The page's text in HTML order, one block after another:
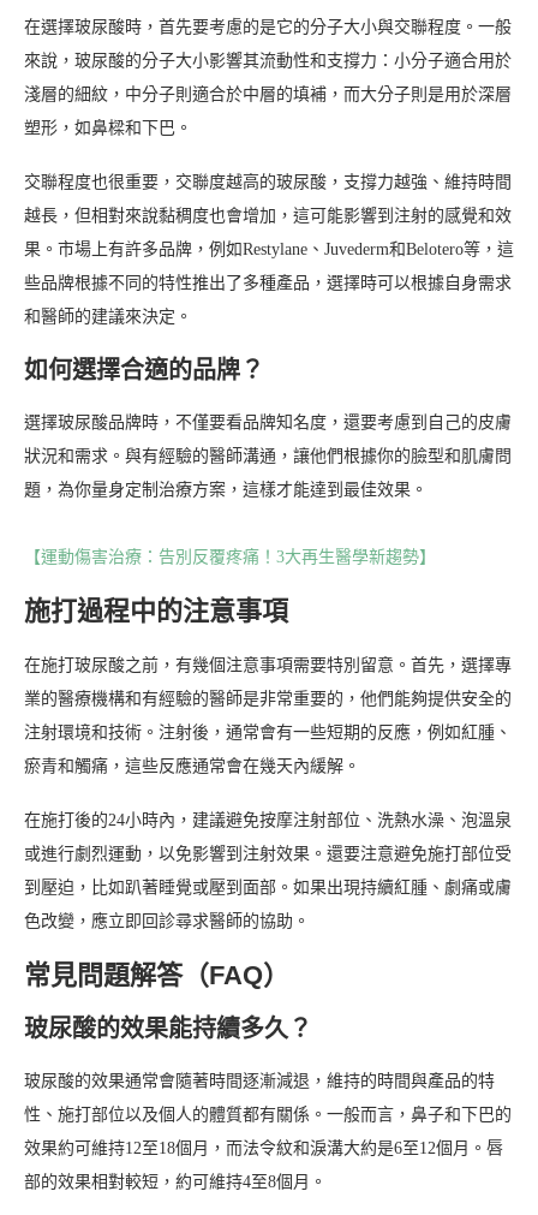
在選擇玻尿酸時，首先要考慮的是它的分子大小與交聯程度。一般
來說，玻尿酸的分子大小影響其流動性和支撐力：小分子適合用於
淺層的細紋，中分子則適合於中層的填補，而大分子則是用於深層
塑形，如鼻樑和下巴。
交聯程度也很重要，交聯度越高的玻尿酸，支撐力越強、維持時間
越長，但相對來說黏稠度也會增加，這可能影響到注射的感覺和效
果。市場上有許多品牌，例如Restylane、Juvederm和Belotero等，這
些品牌根據不同的特性推出了多種產品，選擇時可以根據自身需求
和醫師的建議來決定。
如何選擇合適的品牌？
選擇玻尿酸品牌時，不僅要看品牌知名度，還要考慮到自己的皮膚
狀況和需求。與有經驗的醫師溝通，讓他們根據你的臉型和肌膚問
題，為你量身定制治療方案，這樣才能達到最佳效果。
【運動傷害治療：告別反覆疼痛！3大再生醫學新趨勢】
施打過程中的注意事項
在施打玻尿酸之前，有幾個注意事項需要特別留意。首先，選擇專
業的醫療機構和有經驗的醫師是非常重要的，他們能夠提供安全的
注射環境和技術。注射後，通常會有一些短期的反應，例如紅腫、
瘀青和觸痛，這些反應通常會在幾天內緩解。
在施打後的24小時內，建議避免按摩注射部位、洗熱水澡、泡溫泉
或進行劇烈運動，以免影響到注射效果。還要注意避免施打部位受
到壓迫，比如趴著睡覺或壓到面部。如果出現持續紅腫、劇痛或膚
色改變，應立即回診尋求醫師的協助。
常見問題解答（FAQ）
玻尿酸的效果能持續多久？
玻尿酸的效果通常會隨著時間逐漸減退，維持的時間與產品的特
性、施打部位以及個人的體質都有關係。一般而言，鼻子和下巴的
效果約可維持12至18個月，而法令紋和淚溝大約是6至12個月。唇
部的效果相對較短，約可維持4至8個月。